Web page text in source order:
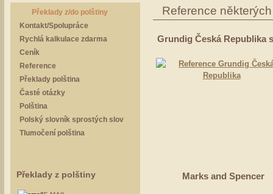
Reference
Grundig Česká Republika
Marks and Spencer
Překlady z/do polštiny
Kontakt/Spolupráce
Rychlá kalkulace zdarma
Ceník
Reference
Překlady polština
Časté otázky
Polština
Polský slovník sprostých slov
Tlumočení polština
Překlady z polštiny